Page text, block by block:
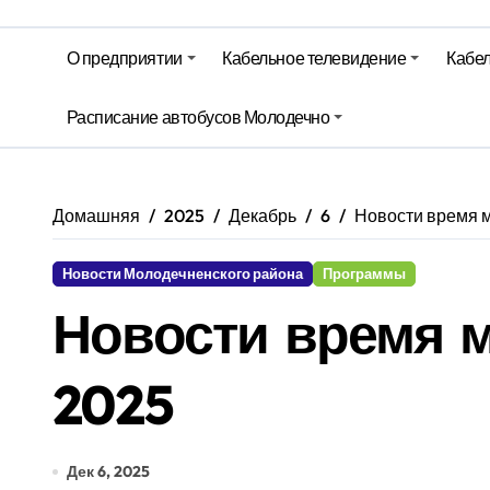
Беларусь закупает российские
Ход уборочной, сев озимых и
Территория Здоровья –
О предприятии Кабельное телевидение
Расписание автобусов Молодечно
Домашняя 2025 Декабрь 6 Новости время
Новости Молодечненского района Программы
Новости время
2025
Дек 6, 2025